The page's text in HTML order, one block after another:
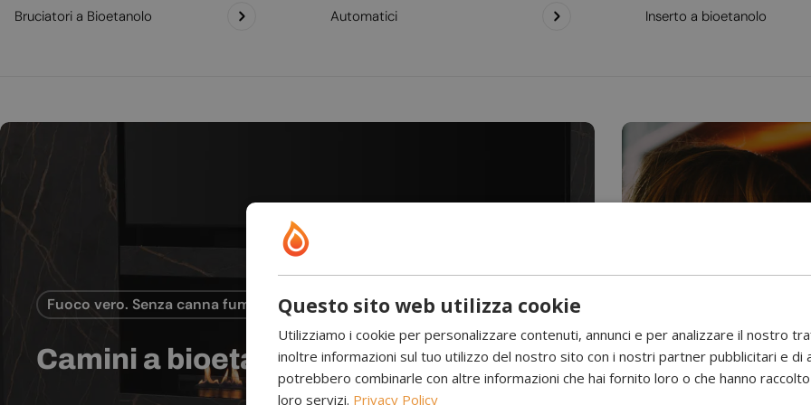
Bruciatori a Bioetanolo Automatici Inserto a bioetanolo
Fuoco vero. Senza canna fumaria.
Camini a bioetanolo Camini a
Questo sito web utilizza cookie
Utilizziamo i cookie per personalizzare contenuti, annunci e per analizzare il nostro
inoltre informazioni sul tuo utilizzo del nostro sito con i nostri partner pubblicitari e di
potrebbero combinarle con altre informazioni che hai fornito loro o che hanno
loro servizi. Privacy Policy